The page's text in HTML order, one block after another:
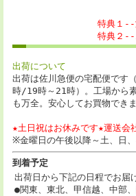
特典１--
特典２--
出荷について
出荷は佐川急便の宅配便で
時/19時～21時）。工場から
も万全。安心してお買物できま
★土日祝はお休みです★運送会
※金曜日の午後以降～土、日
到着予定
出荷日から下記の日程でお届
●関東、東北、甲信越、中部